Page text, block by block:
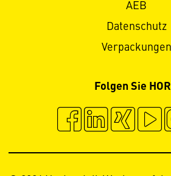
AEB
Datenschutz
Verpackungen
Folgen Sie